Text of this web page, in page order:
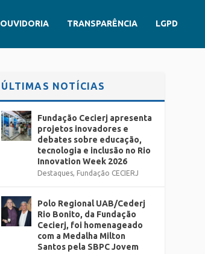
OUVIDORIA TRANSPARÊNCIA LGPD
ÚLTIMAS NOTÍCIAS
Fundação Cecierj apresenta
projetos inovadores e
debates sobre educação,
tecnologia e inclusão no Rio
Innovation Week 2026
Destaques, Fundação CECIERJ
Polo Regional UAB/Cederj
Rio Bonito, da Fundação
Cecierj, foi homenageado
com a Medalha Milton
Santos pela SBPC Jovem